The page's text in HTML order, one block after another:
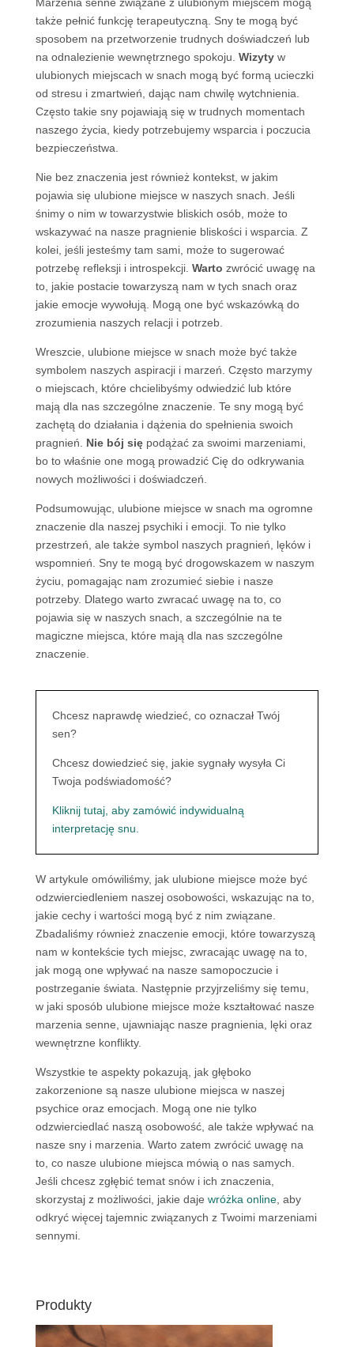
także pełnić funkcję terapeutyczną. Sny te mogą być
sposobem na przetworzenie trudnych doświadczeń lub
na odnalezienie wewnętrznego spokoju. Wizytyw
ulubionych miejscach w snach mogą być formą ucieczki
od stresu i zmartwień, dając nam chwilę wytchnienia.
Często takie sny pojawiają się w trudnych momentach
naszego życia, kiedy potrzebujemy wsparcia i poczucia
bezpieczeństwa.
Nie bez znaczenia jest również kontekst, w jakim
pojawia się ulubione miejsce w naszych snach. Jeśli
śnimy o nim w towarzystwie bliskich osób, może to
wskazywać na nasze pragnienie bliskości i wsparcia. Z
kolei, jeśli jesteśmy tam sami, może to sugerować
potrzebę refleksji i introspekcji. Warto zwrócić uwagę na
to, jakie postacie towarzyszą nam w tych snach oraz
jakie emocje wywołują. Mogą one być wskazówką do
zrozumienia naszych relacji i potrzeb.
Wreszcie, ulubione miejsce w snach może być także
symbolem naszych aspiracji i marzeń. Często marzymy
o miejscach, które chcielibyśmy odwiedzić lub które
mają dla nas szczególne znaczenie. Te sny mogą być
zachętą do działania i dążenia do spełnienia swoich
pragnień. Nie bój siępodążać za swoimi marzeniami,
bo to właśnie one mogą prowadzić Cię do odkrywania
nowych możliwości i doświadczeń.
Podsumowując, ulubione miejsce w snach ma ogromne
znaczenie dla naszej psychiki i emocji. To nie tylko
przestrzeń, ale także symbol naszych pragnień, lęków i
wspomnień. Sny te mogą być drogowskazem w naszym
życiu, pomagając nam zrozumieć siebie i nasze
potrzeby. Dlatego warto zwracać uwagę na to, co
pojawia się w naszych snach, a szczególnie na te
magiczne miejsca, które mają dla nas szczególne
znaczenie.
Chcesz naprawdę wiedzieć, co oznaczał Twój
sen?
Chcesz dowiedzieć się, jakie sygnały wysyła Ci
Twoja podświadomość?
Kliknij tutaj, aby zamówić indywidualną
interpretację snu.
W artykule omówiliśmy, jak ulubione miejsce może być
odzwierciedleniem naszej osobowości, wskazując na to,
jakie cechy i wartości mogą być z nim związane.
Zbadaliśmy również znaczenie emocji, które towarzyszą
nam w kontekście tych miejsc, zwracając uwagę na to,
jak mogą one wpływać na nasze samopoczucie i
postrzeganie świata. Następnie przyjrzeliśmy się temu,
w jaki sposób ulubione miejsce może kształtować nasze
marzenia senne, ujawniając nasze pragnienia, lęki oraz
wewnętrzne konflikty.
Wszystkie te aspekty pokazują, jak głęboko
zakorzenione są nasze ulubione miejsca w naszej
psychice oraz emocjach. Mogą one nie tylko
odzwierciedlać naszą osobowość, ale także wpływać na
nasze sny i marzenia. Warto zatem zwrócić uwagę na
to, co nasze ulubione miejsca mówią o nas samych.
Jeśli chcesz zgłębić temat snów i ich znaczenia,
skorzystaj z możliwości, jakie daje wróżka online, aby
odkryć więcej tajemnic związanych z Twoimi marzeniami
sennymi.
Produkty